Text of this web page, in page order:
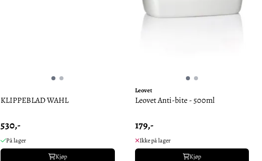
KLIPPEBLAD WAHL
530,-
På lager
Kjøp
Leovet
Leovet Anti-bite - 500ml
179,-
Ikke på lager
Kjøp